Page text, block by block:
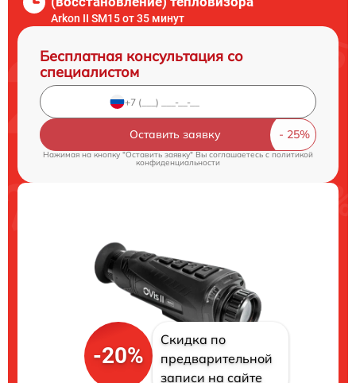
Arkon II SM15 от 35 минут
Бесплатная консультация со
специалистом
Оставить заявку
Нажимая на кнопку "Оставить заявку" Вы соглашаетесь c политикой
конфиденциальности
-20%
Скидка по
предварительной
записи на сайте